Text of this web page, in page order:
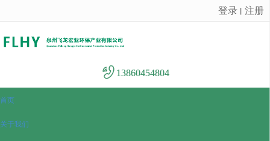
很遗憾，因您的浏览器版本过低导致无法获得最佳浏览体验，推荐下载安装谷歌浏览器！
登录 丨 注册
13860454804
首页
关于我们